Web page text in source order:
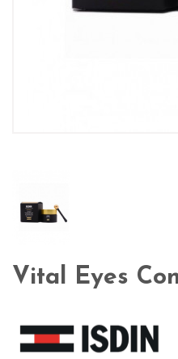
Vital Eyes